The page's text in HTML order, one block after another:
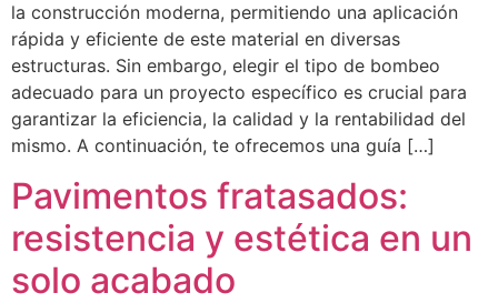
la construcción moderna, permitiendo una aplicación
rápida y eficiente de este material en diversas
estructuras. Sin embargo, elegir el tipo de bombeo
adecuado para un proyecto específico es crucial para
garantizar la eficiencia, la calidad y la rentabilidad del
mismo. A continuación, te ofrecemos una guía […]
Pavimentos fratasados:
resistencia y estética en un
solo acabado